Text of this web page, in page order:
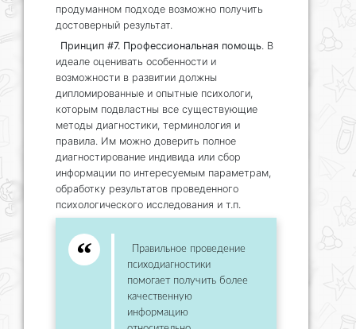
продуманном подходе возможно получить
достоверный результат.
Принцип #7. Профессиональная помощь . В
идеале оценивать особенности и
возможности в развитии должны
дипломированные и опытные психологи,
которым подвластны все существующие
методы диагностики, терминология и
правила. Им можно доверить полное
диагностирование индивида или сбор
информации по интересуемым параметрам,
обработку результатов проведенного
психологического исследования и т.п.
Правильное проведение
психодиагностики
помогает получить более
качественную
информацию